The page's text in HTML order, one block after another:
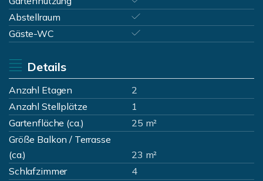
Abstellraum
Gäste-WC
Details
Anzahl Etagen
2
Anzahl Stellplätze
1
Gartenfläche (ca.)
25 m²
Größe Balkon / Terrasse
(ca.)
23 m²
Schlafzimmer
4